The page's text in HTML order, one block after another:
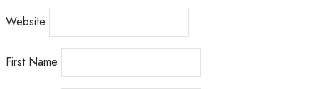
Website
First Name